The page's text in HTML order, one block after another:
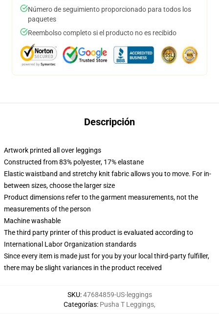
Número de seguimiento proporcionado para todos los
paquetes
Reembolso completo si el producto no es recibido
Descripción
Artwork printed all over leggings
Constructed from 83% polyester, 17% elastane
Elastic waistband and stretchy knit fabric allows you to move. For in-
between sizes, choose the larger size
Product dimensions refer to the garment measurements, not the
measurements of the person
Machine washable
The third party printer of this product is evaluated according to
International Labor Organization standards
Since every item is made just for you by your local third-party fulfiller,
there may be slight variances in the product received
SKU:47684859-US-leggings
Categorías: Pusha T Leggings,